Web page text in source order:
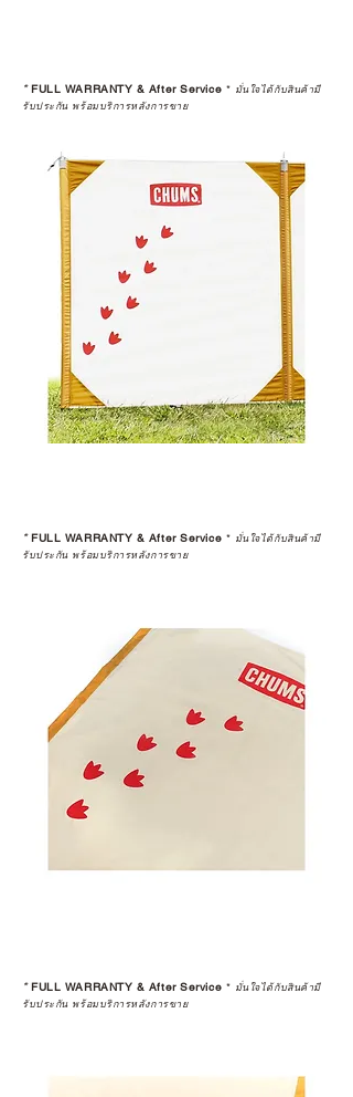
*FULL WARRANTY & After Service * มั่นใจได้กับสินค้ามี
รับประกัน พร้อมบริการหลังการขาย
*FULL WARRANTY & After Service * มั่นใจได้กับสินค้ามี
รับประกัน พร้อมบริการหลังการขาย
*FULL WARRANTY & After Service * มั่นใจได้กับสินค้ามี
รับประกัน พร้อมบริการหลังการขาย